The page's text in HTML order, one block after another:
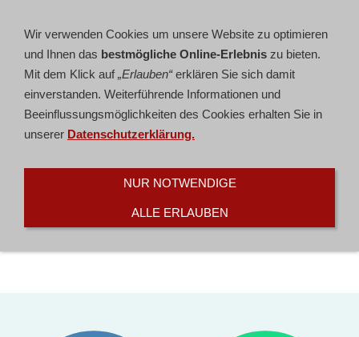
Navigation einblenden
Wir verwenden Cookies um unsere Website zu optimieren
und Ihnen das bestmögliche Online-Erlebnis zu bieten.
Mit dem Klick auf„Erlauben“erklären Sie sich damit
einverstanden. Weiterführende Informationen und
Beeinflussungsmöglichkeiten des Cookies erhalten Sie in
unserer Datenschutzerklärung.
NUR NOTWENDIGE
ALLE ERLAUBEN